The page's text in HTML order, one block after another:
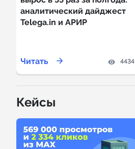
аналитический дайджест
Telega.in и АРИР
Читать 4434
Кейсы